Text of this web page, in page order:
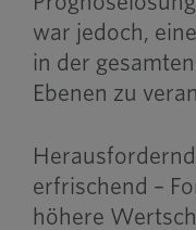
war jedoch,
in der
Ebenen zu
erfrischend –
höhere